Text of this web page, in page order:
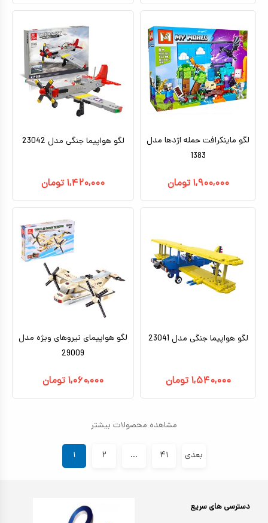
لگو ماینکرافت حمله اژدها مدل
1383
۱,۹۰۰,۰۰۰ تومان
لگو هواپیما جنگی مدل 23042
۱,۴۲۰,۰۰۰ تومان
لگو هواپیما جنگی مدل 23041
۱,۵۴۰,۰۰۰ تومان
لگو هواپیمای نیروهای ویژه مدل
29009
۱,۰۶۰,۰۰۰ تومان
مشاهده محصولات بیشتر
۱ ۲ ... ۴۱ بعدی
دسترسی های سریع